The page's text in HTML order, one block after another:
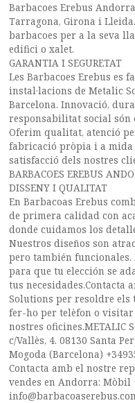
Barbacoes Erebus
Tarragona, Girona i
barbacoes per a la seva
edifici o xalet.
GARANTIA I SEGURETAT
Les Barbacoes Erebus es
instal·lacions de Metalic
Barcelona. Innovació,
responsabilitat social són
Oferim qualitat, atenció
fabricació pròpia i a
satisfacció dels nostres
BARBACOES EREBUS
DISSENY I QUALITAT
En Barbacoas Erebus
de primera calidad con
donde cuidamos los
Nuestros diseños son
pero también funcionales.
para que tu elección se
tus necesidades.Contacta
Solutions per resoldre els
fer-ho per telèfon o visitar
nostres oficines.METALIC
c/Vallès, 4. 08130 Santa
Mogoda (Barcelona)
Contacta amb el nostre
vendes en Andorra: Mòbil